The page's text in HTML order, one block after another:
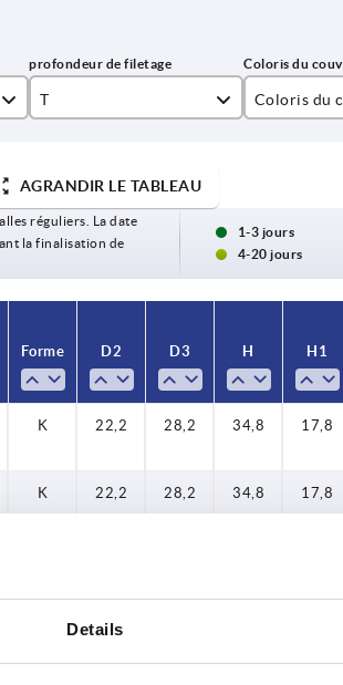
Details
T
18
Coloris du
jaune colza
rouge
AGRANDIR LE TABLEAU
réguliers. La date
la finalisation de
1-3 jours
4-20 jours
Forme D2 D3 H H1
K 22,2 28,2 34,8 17,8
K 22,2 28,2 34,8 17,8
22,2